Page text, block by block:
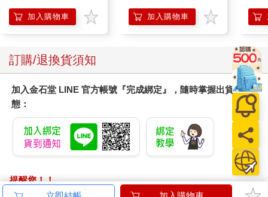
加入購物車 加入購物車
訂購/退換貨須知
加入金石堂 LINE 官方帳號『完成綁定』，隨時掌握出貨動
態：
提醒您！！
金石堂及銀行均不會請您操作ATM! 如接獲電話要求您前往